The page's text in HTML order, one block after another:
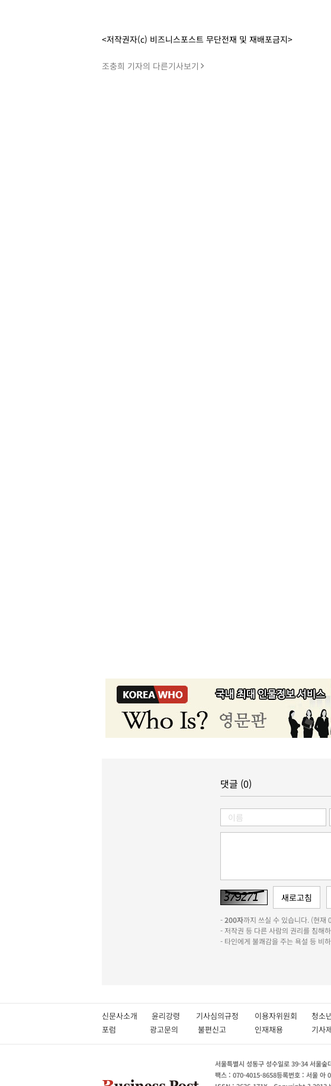
<저작권자(c) 비즈니스포스트 무단전재 및 재배포금지>
조충희 기자의 다른기사보기
댓글 (0)
-200자까지 쓰실 수 있습니다. (현
- 저작권 등 다른 사람의 권리를 침해
- 타인에게 불쾌감을 주는 욕설 등 비
신문사소개 윤리강령 기사심의규정 이용자위원회 청소
포럼
광고문의 불편신고 인재채용 기
서울특별시 성동구 성수일로 39-34 서울
팩스 : 070-4015-8658등록번호 : 서울 아